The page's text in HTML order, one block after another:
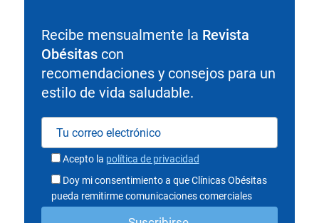
Recibe mensualmente la Revista
Obésitascon
recomendaciones y consejos para un
estilo de vida saludable.
Acepto la política de privacidad
Doy mi consentimiento a que Clínicas Obésitas
pueda remitirme comunicaciones comerciales